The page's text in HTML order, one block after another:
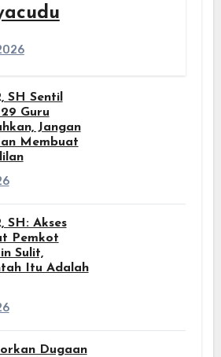
SH Sentil
Guru
Jangan
Membuat
SH: Akses
Pemkot
Sulit,
Itu Adalah
Dugaan